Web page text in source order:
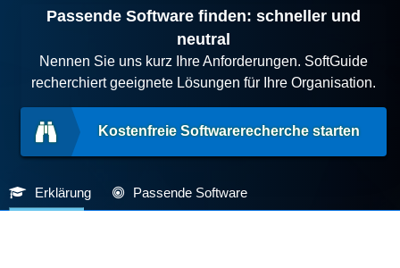
Passende Software finden: schneller und
neutral
Nennen Sie uns kurz Ihre Anforderungen. SoftGuide
recherchiert geeignete Lösungen für Ihre Organisation.
Kostenfreie Softwarerecherche starten
Erklärung Passende Software